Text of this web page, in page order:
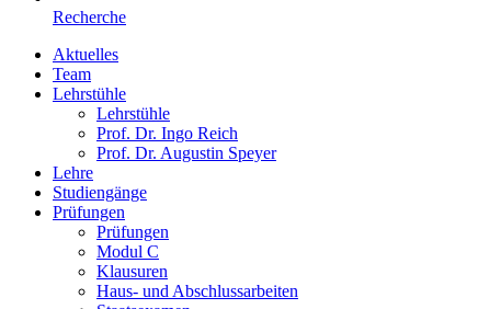
Recherche
Aktuelles
Team
Lehrstühle
Lehrstühle
Prof. Dr. Ingo Reich
Prof. Dr. Augustin Speyer
Lehre
Studiengänge
Prüfungen
Prüfungen
Modul C
Klausuren
Haus- und Abschlussarbeiten